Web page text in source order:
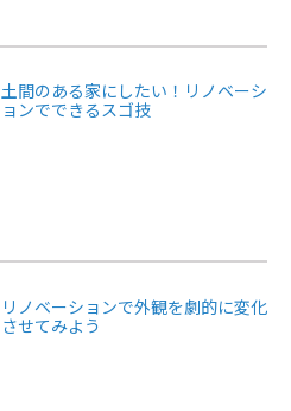
土間のある家にしたい！リノベーシ
ョンでできるスゴ技
リノベーションで外観を劇的に変化
させてみよう